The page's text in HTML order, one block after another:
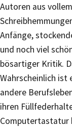
Autoren aus
Anfänge,
und noch viel
bösartiger Kritik.
Wahrscheinlich ist
andere
ihren
Computertastatur